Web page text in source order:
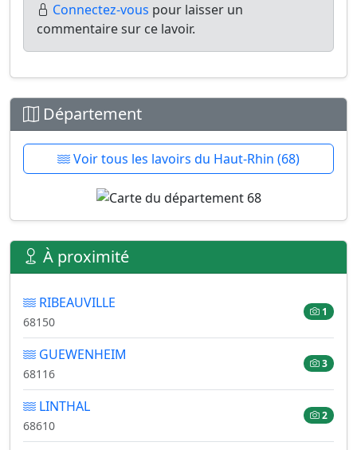
Connectez-vous pour laisser un
commentaire sur ce lavoir.
Département
Voir tous les lavoirs du Haut-Rhin (68)
À proximité
RIBEAUVILLE
68150
1
GUEWENHEIM
68116
3
LINTHAL
68610
2